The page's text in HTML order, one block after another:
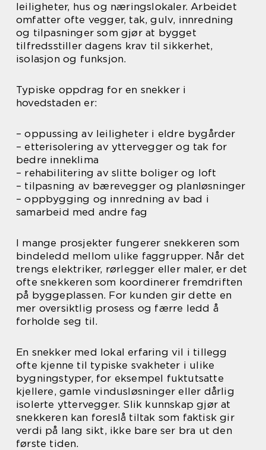
leiligheter, hus og næringslokaler. Arbeidet
omfatter ofte vegger, tak, gulv, innredning
og tilpasninger som gjør at bygget
tilfredsstiller dagens krav til sikkerhet,
isolasjon og funksjon.
Typiske oppdrag for en snekker i
hovedstaden er:
– oppussing av leiligheter i eldre bygårder
– etterisolering av yttervegger og tak for
bedre inneklima
– rehabilitering av slitte boliger og loft
– tilpasning av bærevegger og planløsninger
– oppbygging og innredning av bad i
samarbeid med andre fag
I mange prosjekter fungerer snekkeren som
bindeledd mellom ulike faggrupper. Når det
trengs elektriker, rørlegger eller maler, er det
ofte snekkeren som koordinerer fremdriften
på byggeplassen. For kunden gir dette en
mer oversiktlig prosess og færre ledd å
forholde seg til.
En snekker med lokal erfaring vil i tillegg
ofte kjenne til typiske svakheter i ulike
bygningstyper, for eksempel fuktutsatte
kjellere, gamle vindusløsninger eller dårlig
isolerte yttervegger. Slik kunnskap gjør at
snekkeren kan foreslå tiltak som faktisk gir
verdi på lang sikt, ikke bare ser bra ut den
første tiden.